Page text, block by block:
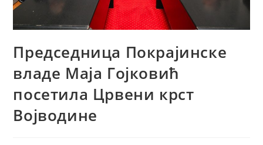
Председница Покрајинске
владе Маја Гојковић
посетила Црвени крст
Војводине